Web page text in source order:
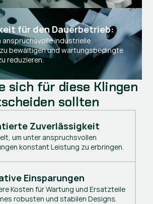
für den Dauerbetrieb:
anspruchsvolle industrielle
bewältigen und wartungsbedingte
reduzieren.
sich für diese Klingen
sollten
Zuverlässigkeit
um unter anspruchsvollen
konstant Leistung zu erbringen.
Einsparungen
Kosten für Wartung und Ersatzteile
robusten und stabilen Designs.